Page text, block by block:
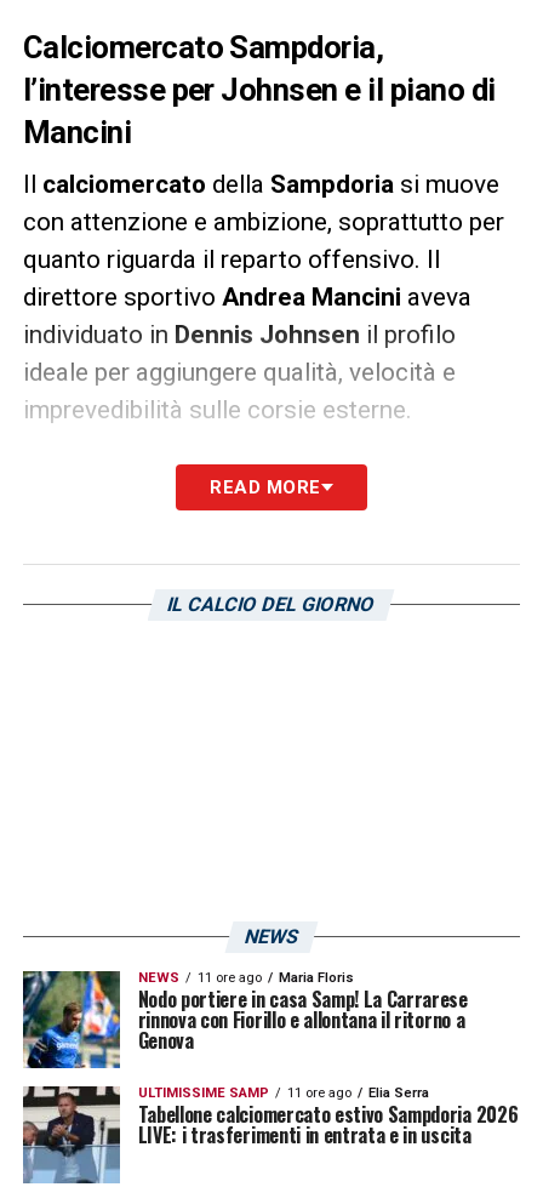
Calciomercato Sampdoria,
l’interesse per Johnsen e il piano di
Mancini
Il calciomercato della Sampdoriasi muove
con attenzione e ambizione, soprattutto per
quanto riguarda il reparto offensivo. Il
direttore sportivo Andrea Mancini aveva
individuato in Dennis Johnsen il profilo
ideale per aggiungere qualità, velocità e
imprevedibilità sulle corsie esterne.
Tuttavia, la volontà del calciatore ha di fatto
congelato ogni possibile trattativa. La Samp
strategia del club, soprattutto davanti a una
campionato altamente competitivo, dove
ogni prestazione viene osservata con grande
attenzione anche a livello internazionale. Il
giocatore è convinto che la continuità in
Serie Apossa rappresentare un fattore
determinante per convincere il commissario
tecnico della Norvegia e guadagnarsi una
READ MORE
IL CALCIO DEL GIORNO
NEWS
NEWS 11 ore ago Maria Floris
Nodo portiere in casa Samp! La Carrarese
rinnova con Fiorillo e allontana il ritorno a
Genova
ULTIMISSIME SAMP 11 ore ago Elia Serra
Tabellone calciomercato estivo Sampdoria 2026
LIVE: i trasferimenti in entrata e in uscita